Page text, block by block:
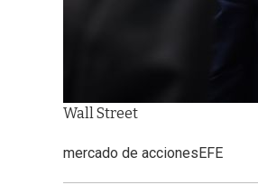
Wall Street
mercado de acciones EFE